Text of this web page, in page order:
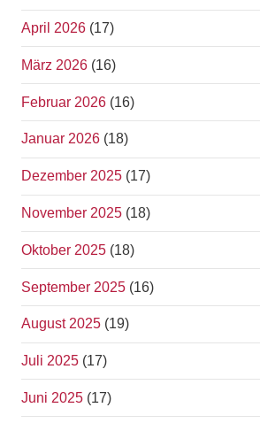
April 2026 (17)
März 2026 (16)
Februar 2026 (16)
Januar 2026 (18)
Dezember 2025 (17)
November 2025 (18)
Oktober 2025 (18)
September 2025 (16)
August 2025 (19)
Juli 2025 (17)
Juni 2025 (17)